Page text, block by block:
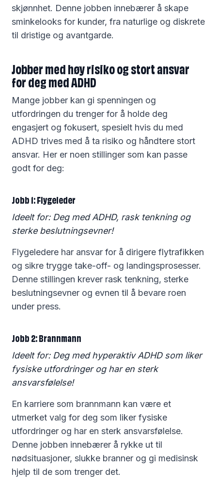
skjønnhet. Denne jobben innebærer å skape
sminkelooks for kunder, fra naturlige og diskrete
til dristige og avantgarde.
Jobber med høy risiko og stort ansvar
for deg med ADHD
Mange jobber kan gi spenningen og
utfordringen du trenger for å holde deg
engasjert og fokusert, spesielt hvis du med
ADHD trives med å ta risiko og håndtere stort
ansvar. Her er noen stillinger som kan passe
godt for deg:
Jobb 1: Flygeleder
Ideelt for: Deg med ADHD, rask tenkning og
sterke beslutningsevner!
Flygeledere har ansvar for å dirigere flytrafikken
og sikre trygge take-off- og landingsprosesser.
Denne stillingen krever rask tenkning, sterke
beslutningsevner og evnen til å bevare roen
under press.
Jobb 2: Brannmann
Ideelt for: Deg med hyperaktiv ADHD som liker
fysiske utfordringer og har en sterk
ansvarsfølelse!
En karriere som brannmann kan være et
utmerket valg for deg som liker fysiske
utfordringer og har en sterk ansvarsfølelse.
Denne jobben innebærer å rykke ut til
nødsituasjoner, slukke branner og gi medisinsk
hjelp til de som trenger det.